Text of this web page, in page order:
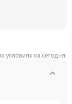
условиях на сегодня